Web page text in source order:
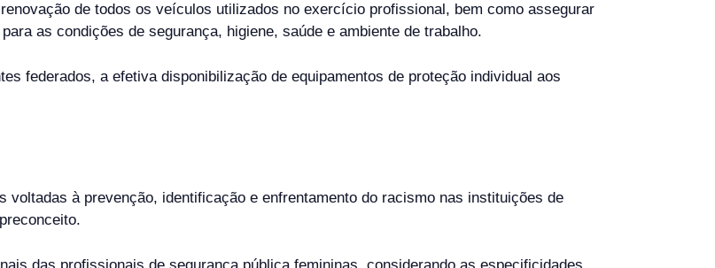
de todos os veículos utilizados no exercício profissional, bem como assegurar
as condições de segurança, higiene, saúde e ambiente de trabalho.
federados, a efetiva disponibilização de equipamentos de proteção individual aos
voltadas à prevenção, identificação e enfrentamento do racismo nas instituições de
das profissionais de segurança pública femininas, considerando as especificidades